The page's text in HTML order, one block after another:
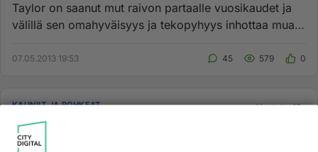
Taylor on saanut mut raivon partaalle vuosikaudet ja
välillä sen omahyväisyys ja tekopyhyys inhottaa mua
07.05.2013 19:53 45 579 0
KAUNIIT JA ROHKEAT Vastattu 12v
Maija
Hyi kun ottaa aivoon se Maya. Oikee MollaMaija